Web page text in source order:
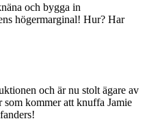
och bygga in
högermarginal! Hur? Har
och är nu stolt ägare av
som kommer att knuffa Jamie